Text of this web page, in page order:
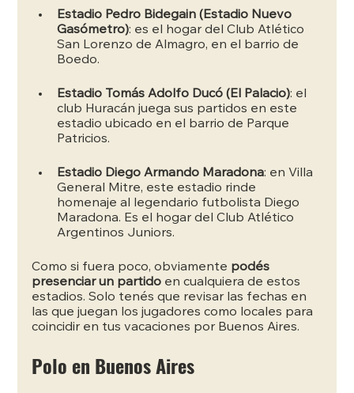
Estadio Pedro Bidegain (Estadio Nuevo
Gasómetro): es el hogar del Club Atlético
San Lorenzo de Almagro, en el barrio de
Boedo.
Estadio Tomás Adolfo Ducó (El Palacio): el
club Huracán juega sus partidos en este
estadio ubicado en el barrio de Parque
Patricios.
Estadio Diego Armando Maradona: en Villa
General Mitre, este estadio rinde
homenaje al legendario futbolista Diego
Maradona. Es el hogar del Club Atlético
Argentinos Juniors.
Como si fuera poco, obviamente podés
presenciar un partido en cualquiera de estos
estadios. Solo tenés que revisar las fechas en
las que juegan los jugadores como locales para
coincidir en tus vacaciones por Buenos Aires.
Polo en Buenos Aires